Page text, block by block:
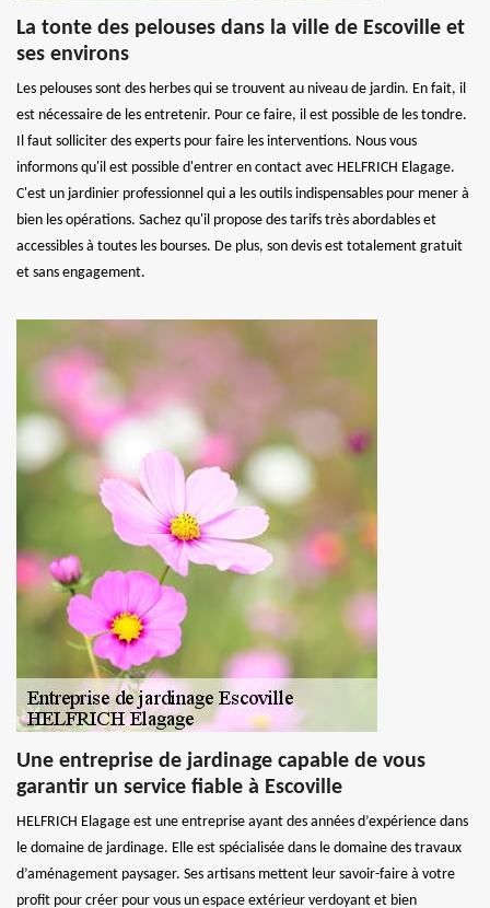
La tonte des pelouses dans la ville de Escoville et
ses environs
Les pelouses sont des herbes qui se trouvent au niveau de jardin. En fait, il
est nécessaire de les entretenir. Pour ce faire, il est possible de les tondre.
Il faut solliciter des experts pour faire les interventions. Nous vous
informons qu'il est possible d'entrer en contact avec HELFRICH Elagage.
C'est un jardinier professionnel qui a les outils indispensables pour mener à
bien les opérations. Sachez qu'il propose des tarifs très abordables et
accessibles à toutes les bourses. De plus, son devis est totalement gratuit
et sans engagement.
Une entreprise de jardinage capable de vous
garantir un service fiable à Escoville
HELFRICH Elagage est une entreprise ayant des années d’expérience dans
le domaine de jardinage. Elle est spécialisée dans le domaine des travaux
d’aménagement paysager. Ses artisans mettent leur savoir-faire à votre
profit pour créer pour vous un espace extérieur verdoyant et bien